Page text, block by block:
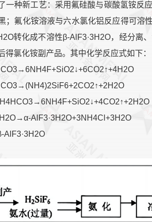
一种新工艺：采用氟硅酸与碳酸氢铵反
；氟化铵溶液与六水氯化铝反应得可溶
转化成不溶性β-AlF3·3H2O，经分离
得氯化铵副产品。其中化学反应式如下：
AlF3·3H2O+3NH4Cl+3H2O
AlF3·3H2O